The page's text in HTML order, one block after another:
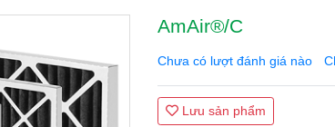
AmAir®/C
Chưa có lượt đánh giá nào
Lưu sản phẩm